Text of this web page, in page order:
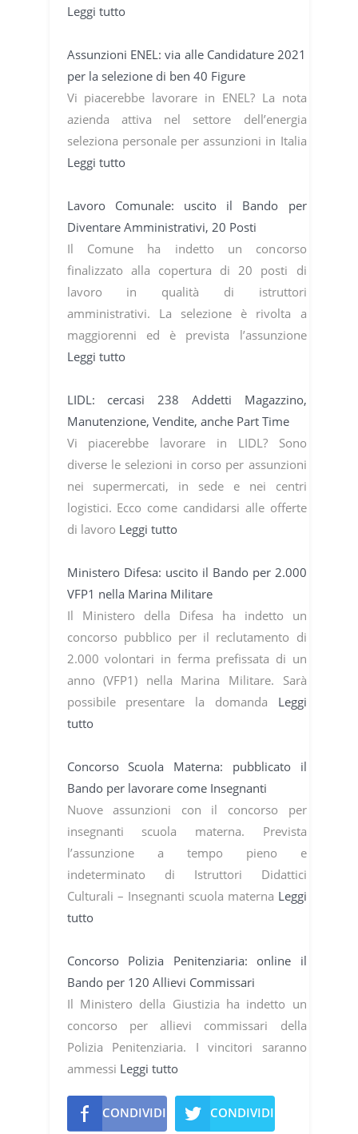
Leggi tutto
Assunzioni ENEL: via alle Candidature 2021
per la selezione di ben 40 Figure
Vi piacerebbe lavorare in ENEL? La nota
azienda attiva nel settore dell’energia
seleziona personale per assunzioni in Italia
Leggi tutto
Lavoro Comunale: uscito il Bando per
Diventare Amministrativi, 20 Posti
Il Comune ha indetto un concorso
finalizzato alla copertura di 20 posti di
lavoro in qualità di istruttori
amministrativi. La selezione è rivolta a
maggiorenni ed è prevista l’assunzione
Leggi tutto
LIDL: cercasi 238 Addetti Magazzino,
Manutenzione, Vendite, anche Part Time
Vi piacerebbe lavorare in LIDL? Sono
diverse le selezioni in corso per assunzioni
nei supermercati, in sede e nei centri
logistici. Ecco come candidarsi alle offerte
di lavoro Leggi tutto
Ministero Difesa: uscito il Bando per 2.000
VFP1 nella Marina Militare
Il Ministero della Difesa ha indetto un
concorso pubblico per il reclutamento di
2.000 volontari in ferma prefissata di un
anno (VFP1) nella Marina Militare. Sarà
possibile presentare la domanda Leggi
tutto
Concorso Scuola Materna: pubblicato il
Bando per lavorare come Insegnanti
Nuove assunzioni con il concorso per
insegnanti scuola materna. Prevista
l’assunzione a tempo pieno e
indeterminato di Istruttori Didattici
Culturali – Insegnanti scuola materna Leggi
tutto
Concorso Polizia Penitenziaria: online il
Bando per 120 Allievi Commissari
Il Ministero della Giustizia ha indetto un
concorso per allievi commissari della
Polizia Penitenziaria. I vincitori saranno
ammessi Leggi tutto
CONDIVIDI CONDIVIDI